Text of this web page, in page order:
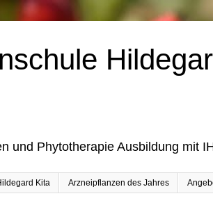
und Phytotherapie Ausbildung mit
Kita Arzneipflanzen des Jahres